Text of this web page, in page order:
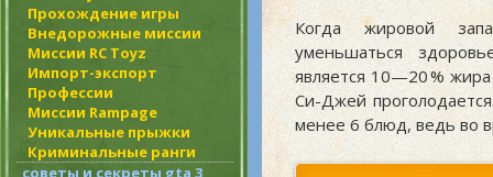
Прохождение игры
Внедорожные миссии
Миссии RC Toyz
Импорт-экспорт
Профессии
Миссии Rampage
Уникальные прыжки
Криминальные ранги
советы и секреты gta 3
Когда жировой
уменьшаться
является 10—20 %
Си-Джей
менее 6 блюд, ведь во